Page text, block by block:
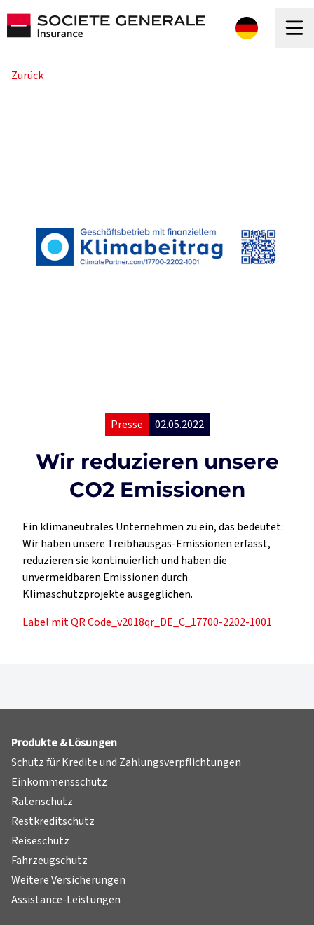
Zurück
Presse 02.05.2022
Wir reduzieren unsere
CO2 Emissionen
Ein klimaneutrales Unternehmen zu ein, das bedeutet:
Wir haben unsere Treibhausgas-Emissionen erfasst,
reduzieren sie kontinuierlich und haben die
unvermeidbaren Emissionen durch
Klimaschutzprojekte ausgeglichen.
Label mit QR Code_v2018qr_DE_C_17700-2202-1001
Produkte & Lösungen
Schutz für Kredite und Zahlungsverpflichtungen
Einkommensschutz
Ratenschutz
Restkreditschutz
Reiseschutz
Fahrzeugschutz
Weitere Versicherungen
Assistance-Leistungen